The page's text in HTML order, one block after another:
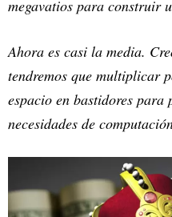
megavatios para construir
Ahora es casi la media.
tendremos que multiplicar
espacio en bastidores para
necesidades de